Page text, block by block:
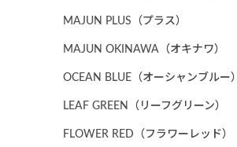
MAJUN PLUS（プラス）
MAJUN OKINAWA（オキナワ）
OCEAN BLUE（オーシャンブルー）
LEAF GREEN（リーフグリーン）
FLOWER RED（フラワーレッド）